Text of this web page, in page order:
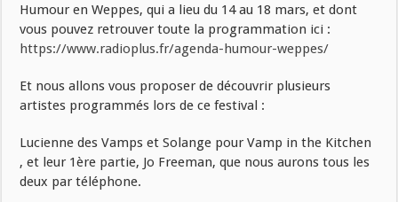
Humour en Weppes, qui a lieu du 14 au 18 mars, et dont
vous pouvez retrouver toute la programmation ici :
https://www.radioplus.fr/agenda-humour-weppes/
Et nous allons vous proposer de découvrir plusieurs
artistes programmés lors de ce festival :
Lucienne des Vamps et Solange pour Vamp in the Kitchen
, et leur 1ère partie, Jo Freeman, que nous aurons tous les
deux par téléphone.